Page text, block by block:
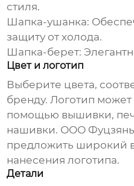
стиля.
Шапка-ушанка:
защиту от холода.
Шапка-берет:
Цвет и логотип
Выберите цвета,
бренду. Логотип может
помощью вышивки,
нашивки. ООО
предложить широкий
нанесения логотипа.
Детали